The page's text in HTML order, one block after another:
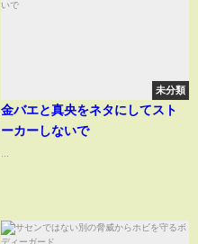
未分類
金バエと真央をネタにしてスト
ーカーしないで